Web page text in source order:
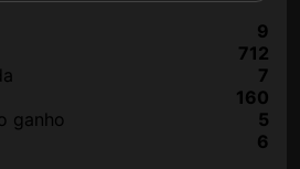
9
712
7
160
ganho
5
6